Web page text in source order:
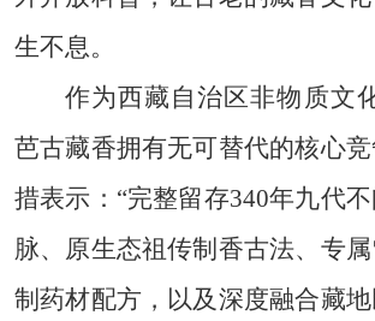
生不息。
作为西藏自治区非物质文
芭古藏香拥有无可替代的核心
措表示：“完整留存340年九代
脉、原生态祖传制香古法、专
制药材配方，以及深度融合藏